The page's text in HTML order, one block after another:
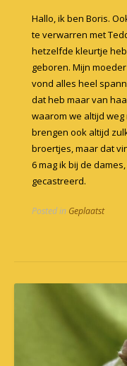
Hallo, ik ben Boris.
te verwarren met
hetzelfde kleurtje
geboren. Mijn
vond alles heel
dat heb maar van
waarom we altijd
brengen ook altijd
broertjes, maar dat
6 mag ik bij de
gecastreerd.
Posted in Geplaatst